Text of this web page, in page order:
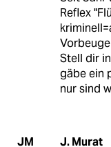
Reflex
Stell dir
gäbe ein
nur sind
JM J. Murat